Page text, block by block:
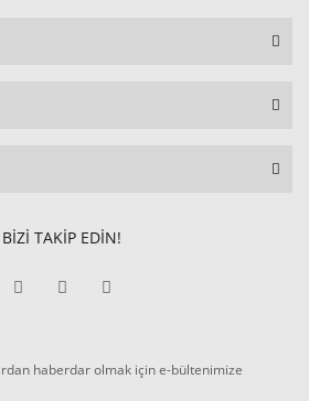
BİZİ TAKİP EDİN!
haberdar olmak için e-bültenimize